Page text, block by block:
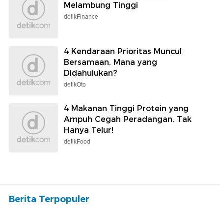
Melambung Tinggi
detikFinance
4 Kendaraan Prioritas Muncul
Bersamaan, Mana yang
Didahulukan?
detikOto
4 Makanan Tinggi Protein yang
Ampuh Cegah Peradangan, Tak
Hanya Telur!
detikFood
Berita Terpopuler